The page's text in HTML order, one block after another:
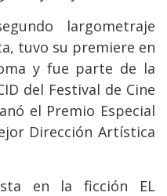
largometraje
tuvo su premiere en
y fue parte de la
del Festival de Cine
el Premio Especial
Dirección Artística
en la ficción EL